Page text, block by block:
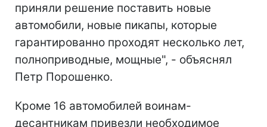
приняли решение поставить новые
автомобили, новые пикапы, которые
гарантированно проходят несколько лет,
полноприводные, мощные", - объяснял
Петр Порошенко.
Кроме 16 автомобилей воинам-
десантникам привезли необходимое